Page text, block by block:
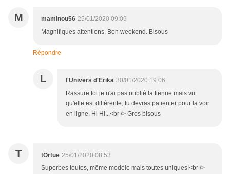
M maminou56 25/01/2020 09:09
Magnifiques attentions. Bon weekend. Bisous
Répondre
L l'Univers d'Erika 30/01/2020 19:06
Rassure toi je n'ai pas oublié la tienne mais vu
qu'elle est différente, tu devras patienter pour la voir
en ligne. Hi Hi...<br /> Gros bisous
T tOrtue 25/01/2020 08:53
Superbes toutes, même modèle mais toutes uniques!<br />